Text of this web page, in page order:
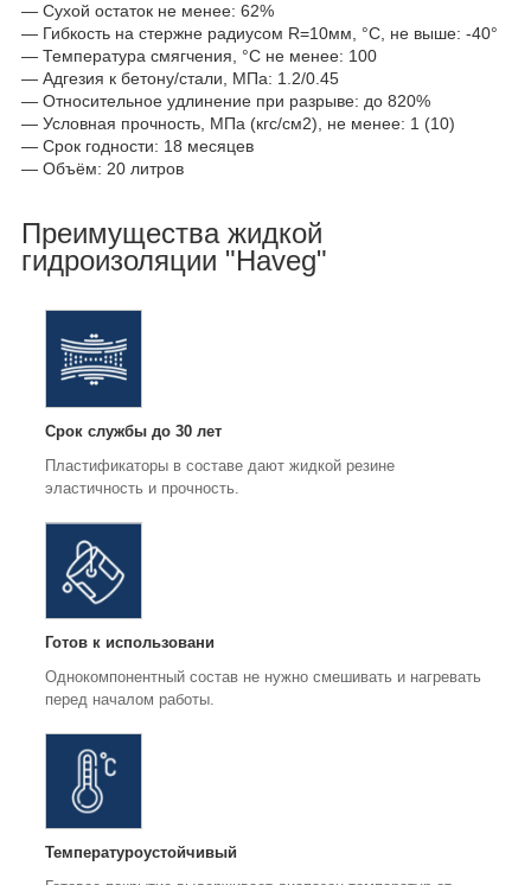
— Сухой остаток не менее: 62%
— Гибкость на стержне радиусом R=10мм, °С, не выше: -40°
— Температура смягчения, °С не менее: 100
— Адгезия к бетону/стали, МПа: 1.2/0.45
— Относительное удлинение при разрыве: до 820%
— Условная прочность, МПа (кгс/см2), не менее: 1 (10)
— Срок годности: 18 месяцев
— Объём: 20 литров
Преимущества жидкой
гидроизоляции "Haveg"
Срок службы до 30 лет
Пластификаторы в составе дают жидкой резине
эластичность и прочность.
Готов к использовани
Однокомпонентный состав не нужно смешивать и нагревать
перед началом работы.
Температуроустойчивый